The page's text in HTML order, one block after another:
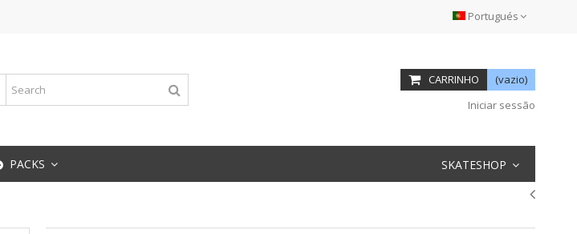
Portugués
CARRINHO
(vazio)
Iniciar sessão
PACKS SKATESHOP